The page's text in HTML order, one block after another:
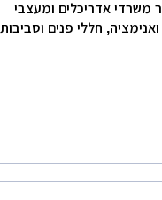
משרדי אדריכלים ומעצבי
חללי פנים וסביבות